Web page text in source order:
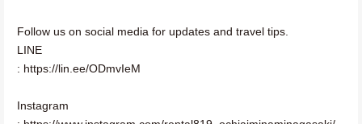
Follow us on social media for updates and travel tips.
LINE
: https://lin.ee/ODmvIeM
Instagram